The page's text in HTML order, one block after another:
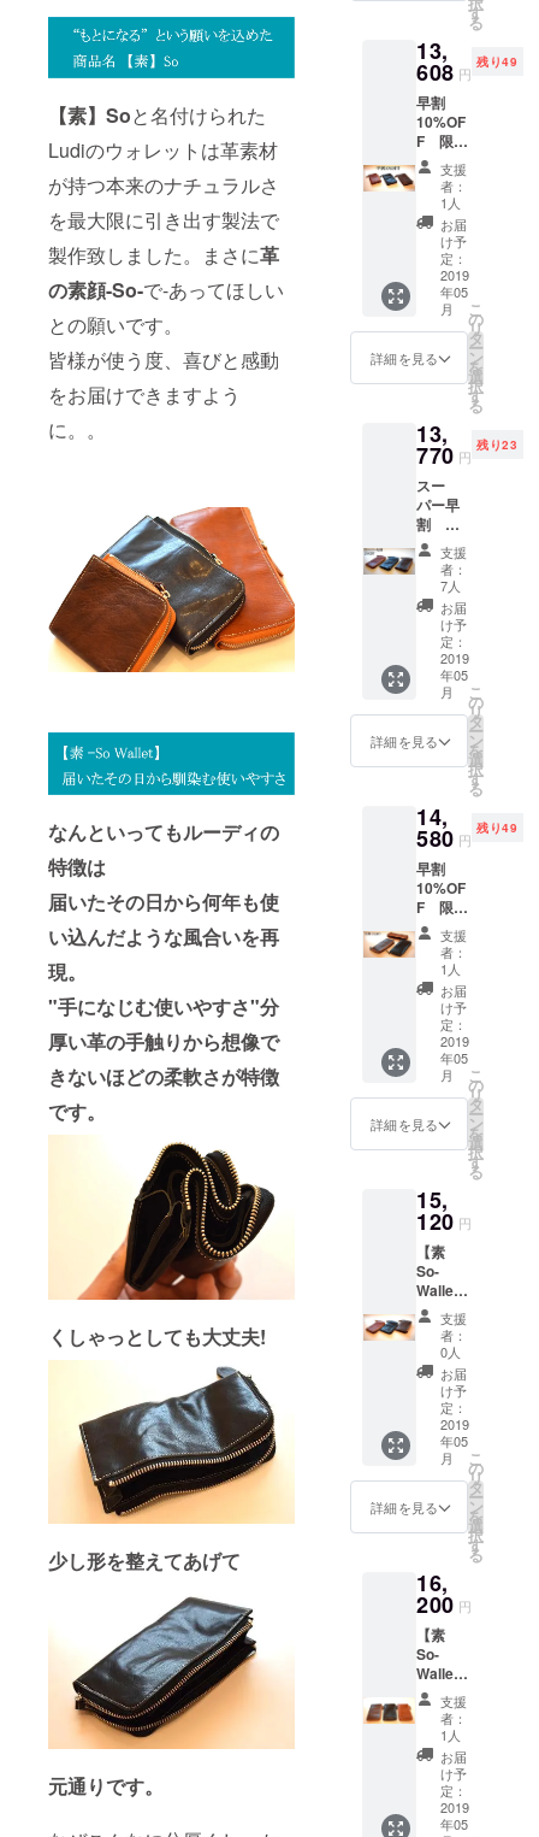
【素】Soと名付けられた
Ludiのウォレットは革素材
が持つ本来のナチュラルさ
を最大限に引き出す製法で
製作致しました。まさに革
の素顔-So-で-あってほしい
との願いです。
皆様が使う度、喜びと感動
をお届けできますよう
に。。
なんといってもルーディの
特徴は
届いたその日から何年も使
い込んだような風合いを再
現。
"手になじむ使いやすさ"分
厚い革の手触りから想像で
きないほどの柔軟さが特徴
です。
くしゃっとしても大丈夫!
少し形を整えてあげて
元通りです。
ださい
ク・モ
カブラ
ウン・
キャメ
ル
す
る
13,
608 円
残り49
早割
10%OF
F 限定
50個
【素
Wallet
】ミド
ルウォ
レット
色は3色
からお
選びく
ださい
ブラッ
ク・モ
ウン・
キャメ
ル
支援
者：
1人
お届
け予
定：
2019
年05
月
詳細を見る
こ
の
リ
タ
ー
ン
を
選
択
す
る
13,
770 円
残り23
スー
パー早
割
15%OF
F 限定
30個
【素
Wallet
】ロン
グウォ
レット
色は3色
からお
選びく
ださい
ク・モ
カブラ
ウン・
キャメ
ル
支援
者：
7人
お届
け予
定：
2019
年05
月
詳細を見る
こ
の
リ
タ
ー
ン
を
選
択
す
る
14,
580 円
残り49
早割
10%OF
F 限定
50個
【素
Wallet
】ロン
グウォ
レット
色は3色
からお
選びく
ださい
ブラッ
ク・モ
ウン・
キャメ
ル
支援
者：
1人
お届
け予
定：
2019
年05
月
詳細を見る
こ
の
リ
タ
ー
ン
を
選
択
す
る
15,
120 円
【素
So-
Wallet
】ミド
ルウォ
レット
色は3色
からお
選びく
ださい
ブラッ
ク・モ
カブラ
ウン・
キャメ
ル
支援
者：
0人
お届
け予
定：
2019
年05
月
詳細を見る
こ
の
リ
タ
ー
ン
を
選
択
す
る
16,
200 円
【素
So-
Wallet
】ロン
グウォ
レット
色は3色
からお
選びく
ださい
ブラッ
支援
者：
1人
お届
け予
定：
2019
年05